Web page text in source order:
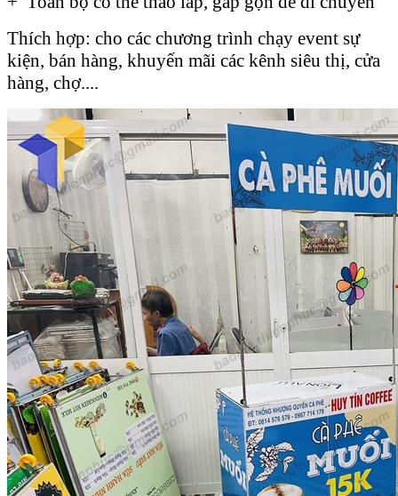
Thích hợp: cho các chương trình chạy event sự
kiện, bán hàng, khuyến mãi các kênh siêu thị, cửa
hàng, chợ....